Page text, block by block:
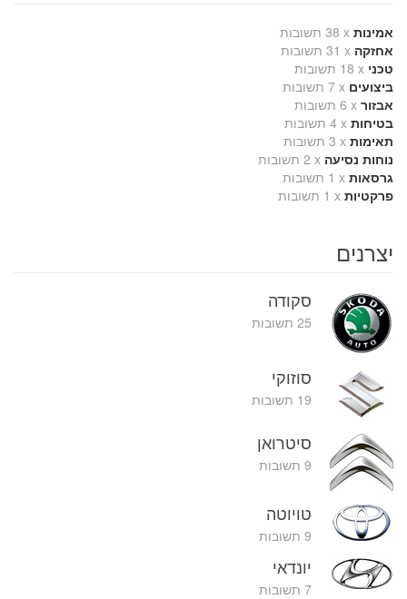
אמינות x
אחזקה x
טכני x
ביצועים x
אבזור x
בטיחות x
תאימות x
נוחות נסיעה x
גרסאות x
פרקטיות x
יצרנים
סקודה
25 תשובות
סוזוקי
19 תשובות
סיטרואן
9 תשובות
טויוטה
9 תשובות
יונדאי
7 תשובות